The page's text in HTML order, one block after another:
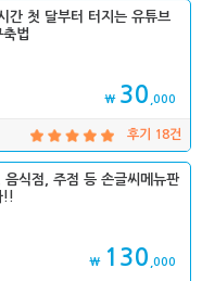
간 첫 달부터 터지는 유튜브
법
₩ 30 ,000
후기 18건
음식점, 주점 등 손글씨메뉴판
!!
₩ 130 ,000